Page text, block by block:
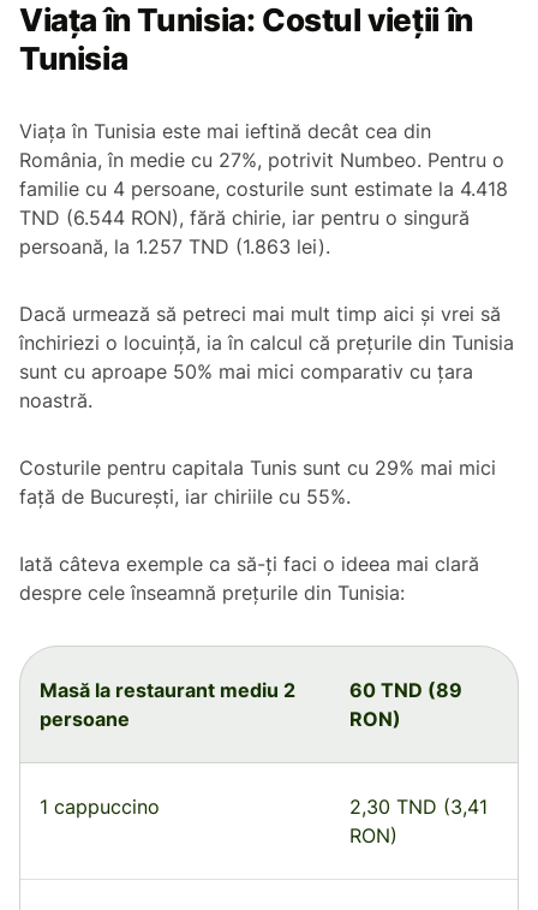
Viața în Tunisia: Costul vieții în
Tunisia
Viața în Tunisia este mai ieftină decât cea din
România, în medie cu 27%, potrivit Numbeo. Pentru o
familie cu 4 persoane, costurile sunt estimate la 4.418
TND (6.544 RON), fără chirie, iar pentru o singură
persoană, la 1.257 TND (1.863 lei).
Dacă urmează să petreci mai mult timp aici și vrei să
închiriezi o locuință, ia în calcul că prețurile din Tunisia
sunt cu aproape 50% mai mici comparativ cu țara
noastră.
Costurile pentru capitala Tunis sunt cu 29% mai mici
față de București, iar chiriile cu 55%.
Iată câteva exemple ca să-ți faci o ideea mai clară
despre cele înseamnă prețurile din Tunisia:
Masă la restaurant mediu 2
persoane
60 TND (89
RON)
1 cappuccino
2,30 TND (3,41
RON)